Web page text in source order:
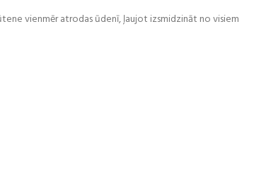
vienmēr atrodas ūdenī, ļaujot izsmidzināt no visiem